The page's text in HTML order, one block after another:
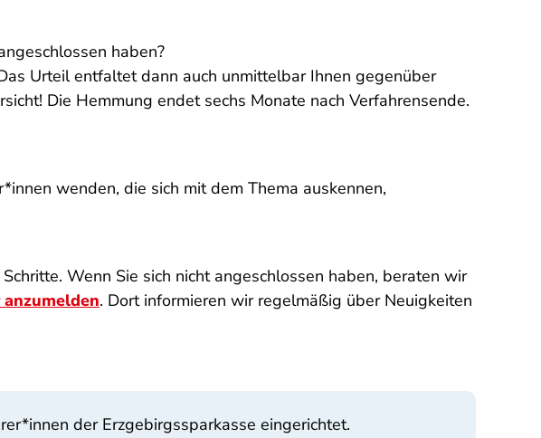
haben?
Urteil entfaltet dann auch unmittelbar Ihnen gegenüber
Die Hemmung endet sechs Monate nach Verfahrensende.
wenden, die sich mit dem Thema auskennen,
Wenn Sie sich nicht angeschlossen haben, beraten wir
. Dort informieren wir regelmäßig über Neuigkeiten
der Erzgebirgssparkasse eingerichtet.